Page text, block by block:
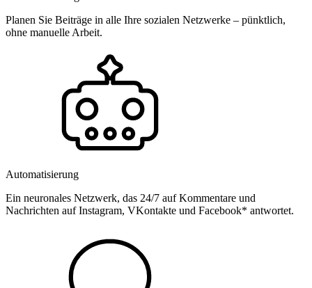
Planen Sie Beiträge in alle Ihre sozialen Netzwerke – pünktlich,
ohne manuelle Arbeit.
Automatisierung
Ein neuronales Netzwerk, das 24/7 auf Kommentare und
Nachrichten auf Instagram, VKontakte und Facebook* antwortet.